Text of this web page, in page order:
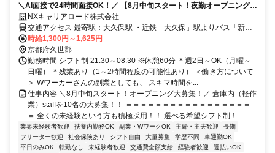
＼AI面接で24時間面接OK！／ 【8月中旬スタート！夜勤オープニング募
集】 「週2日～勤務」で私生活も充実！ 未経験スタッフも安心のカンタ
ン作業◎！
NXキャリアロード株式会社
交通アクセス 最寄駅：大久保駅 ・近鉄「大久保」駅よりバス「新タ
マキ」15分 徒歩5分 ・京阪「中書島」駅よりバス「新タマキ」35分
徒歩5分 ＜勤務地＞ 〒613-0022 京都府久世郡久御山町市田新珠城 ＊
交通費別途支給（規定あり）
時給1,300円～1,625円
京都府久世郡
勤務時間 シフト制 21:30～08:30 ※休憩60分 ＊週2日～OK（月曜～
日曜） ＊残業あり（1～2時間程度の可能性あり） ＜働き方について
＞ Wワーカーさんの副業としても、 スキマ時間を...
仕事内容 ＼8月中旬スタート！オープニング大募集！／ 倉庫内（軽作
業）staffを10名の大募集！！ ＝＝＝＝＝＝＝＝＝＝＝＝＝＝＝＝＝
＝ 全くの未経験という方も積極採用！！ 選べる希望シフト制！ ...
業界未経験者歓迎 扶養内勤務OK 副業・WワークOK 主婦・主夫歓迎
長期
フリーター歓迎
社会保険あり シフト自由 大量募集 学歴不問
車通勤OK
平日のみOK
転勤なし 未経験者歓迎 交通費全額支給 経験者歓迎
週払いOK